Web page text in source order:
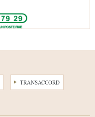
TRANSACCORD